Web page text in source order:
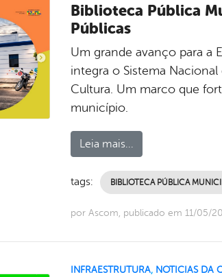
Biblioteca Pública
Públicas
Um grande avanço para a
integra o Sistema
Cultura. Um marco que
município.
Leia mais...
tags: BIBLIOTECA PÚBLICA
por Ascom, publicado em 11/05/
INFRAESTRUTURA, NOTICIAS DA